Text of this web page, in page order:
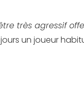
très agressif
un joueur